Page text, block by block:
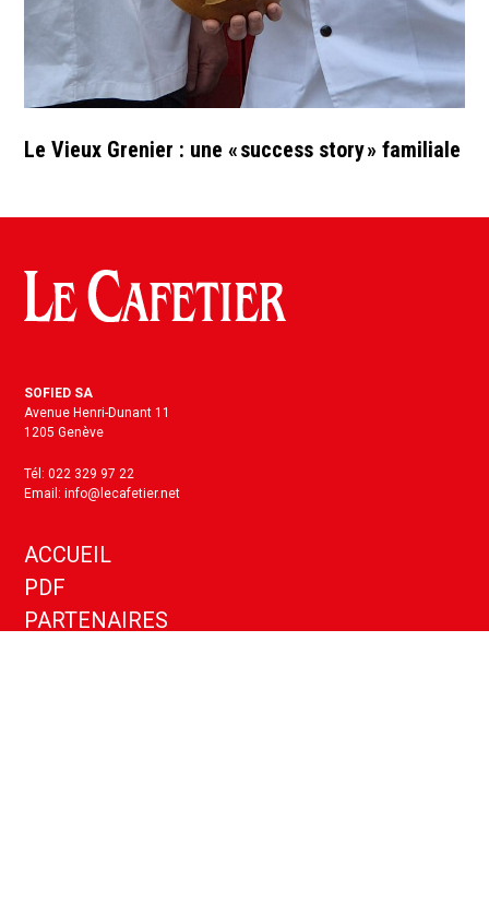
Le Vieux Grenier : une « success story » familiale
SOFIED SA
Avenue Henri-Dunant 11
1205 Genève
Tél: 022 329 97 22
Email: info@lecafetier.net
ACCUEIL
PDF
PARTENAIRES